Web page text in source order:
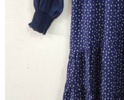
【注意事項】
１．透過由恩沛科技股份有限公司提供之
易，需依本服務之必要範圍內提供個人資
權轉讓予恩沛科技股份有限公司。
２．關於個人資料處理事宜，請瀏覽以下
https://aftee.tw/terms/#terms3
３．未成年的使用者請事先徵得法定代理
「AFTEE先享後付」，若未經同意申辦
４．使用「AFTEE先享後付」時，將依
時審查核予不同之上限額度；若仍有額度